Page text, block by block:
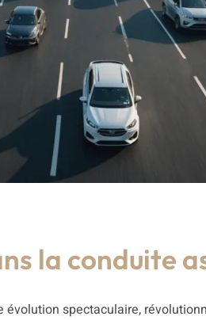
la conduite
évolution spectaculaire,